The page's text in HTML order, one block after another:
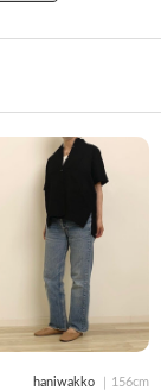
haniwakko ｜156cm